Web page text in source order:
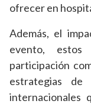
ofrecer en
Además, el
evento, estos
participación
estrategias de
internacionales